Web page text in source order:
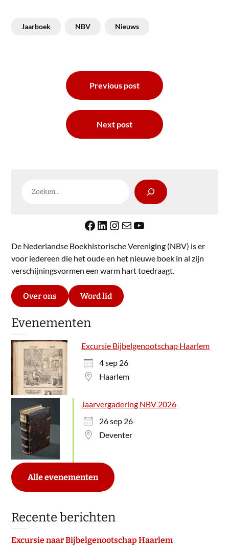
Jaarboek NBV Nieuws
Previous post
Next post
Facebook
LinkedIn
Instagram
E-mailYouTube
De Nederlandse Boekhistorische Vereniging (NBV) is er
voor iedereen die het oude en het nieuwe boek in al zijn
verschijningsvormen een warm hart toedraagt.
Over ons Word lid
Evenementen
Excursie Bijbelgenootschap Haarlem
4 sep 26
Haarlem
Jaarvergadering NBV 2026
26 sep 26
Deventer
Alle evenementen
Recente berichten
Excursie naar Bijbelgenootschap Haarlem